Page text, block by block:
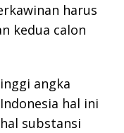
harus
kedua calon
angka
hal ini
substansi